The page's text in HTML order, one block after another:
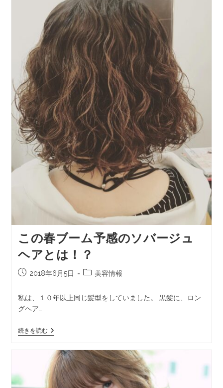
この春ブーム予感のソバージュ
ヘアとは！？
2018年6月5日 美容情報
私は、１０年以上同じ髪型をしていました。 黒髪に、ロン
グヘア…
続きを読む